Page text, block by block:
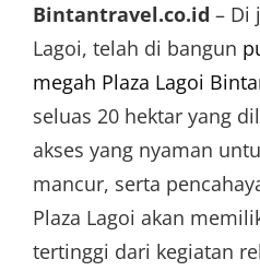
Bintantravel.co.id – Di
Lagoi, telah di bangun
megah Plaza Lagoi
seluas 20 hektar yang
akses yang nyaman
mancur, serta
Plaza Lagoi akan
tertinggi dari kegiatan